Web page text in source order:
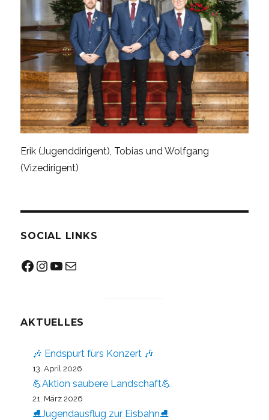
Erik (Jugenddirigent), Tobias und Wolfgang
(Vizedirigent)
SOCIAL LINKS
Facebook
Instagram
YouTube
Mail
AKTUELLES
🎶 Endspurt fürs Konzert 🎶
13. April 2026
💪Aktion saubere Landschaft💪
21. März 2026
⛸️Jugendausflug zur Eisbahn⛸️